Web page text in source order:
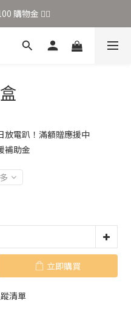
購物金 👉🏻
購物金 👉🏻
享免運
電趴！滿額贈應援中
補助金
立即購買
清單